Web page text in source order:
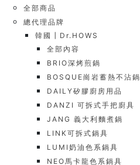
全部商品
總代理品牌
韓國┃Dr.HOWS
全部內容
BRIO深烤煎鍋
BOSQUE崗岩蓄熱不沾鍋
DAILY矽膠廚房用品
DANZI 可拆式手把廚具
JANG 義大利麵煮鍋
LINK可拆式鍋具
LUMI奶油色系鍋具
NEO馬卡龍色系鍋具